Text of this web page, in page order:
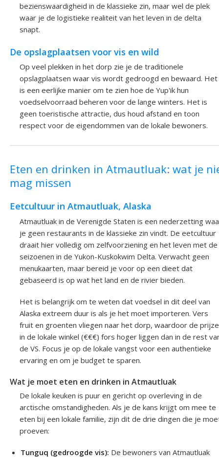
bezienswaardigheid in de klassieke zin, maar wel de plek
waar je de logistieke realiteit van het leven in de delta
snapt.
De opslagplaatsen voor vis en wild
Op veel plekken in het dorp zie je de traditionele
opslagplaatsen waar vis wordt gedroogd en bewaard. Het
is een eerlijke manier om te zien hoe de Yup'ik hun
voedselvoorraad beheren voor de lange winters. Het is
geen toeristische attractie, dus houd afstand en toon
respect voor de eigendommen van de lokale bewoners.
Eten en drinken in Atmautluak: wat je
mag missen
Eetcultuur in Atmautluak, Alaska
Atmautluak in de Verenigde Staten is een nederzetting
je geen restaurants in de klassieke zin vindt. De eetcultuur
draait hier volledig om zelfvoorziening en het leven met de
seizoenen in de Yukon-Kuskokwim Delta. Verwacht geen
menukaarten, maar bereid je voor op een dieet dat
gebaseerd is op wat het land en de rivier bieden.
Het is belangrijk om te weten dat voedsel in dit deel van
Alaska extreem duur is als je het moet importeren. Vers
fruit en groenten vliegen naar het dorp, waardoor de
in de lokale winkel (€€€) fors hoger liggen dan in de rest
de VS. Focus je op de lokale vangst voor een authentieke
ervaring en om je budget te sparen.
Wat je moet eten en drinken in Atmautluak
De lokale keuken is puur en gericht op overleving in de
arctische omstandigheden. Als je de kans krijgt om mee te
eten bij een lokale familie, zijn dit de drie dingen die je
proeven:
Tunguq (gedroogde vis): De bewoners van Atmautluak